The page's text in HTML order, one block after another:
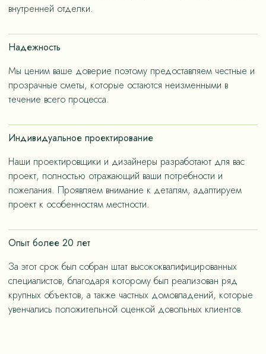
членов семьи.
– не только эстетичные, но и долговечные, как за
счет дизайнерских решений, ориентированных на
«медленную моду».
внутренней отделки.
Надежность
Мы ценим ваше доверие поэтому предоставляем честные и
прозрачные сметы, которые остаются неизменными в
течение всего процесса.
Индивидуальное проектирование
Наши проектировщики и дизайнеры разработают для вас
проект, полностью отражающий ваши потребности и
пожелания. Проявляем внимание к деталям, адаптируем
проект к особенностям местности.
Опыт более 20 лет
За этот срок был собран штат высококвалифицированных
специалистов, благодаря которому был реализован ряд
крупных объектов, а также частных домовладений, которые
увенчались положительной оценкой довольных клиентов.